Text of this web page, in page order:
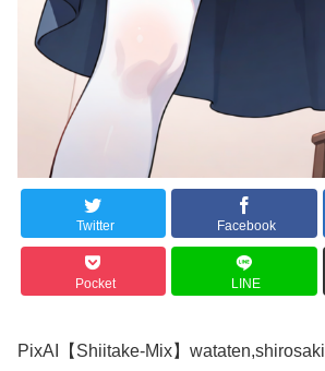
Twitter Facebook
Pocket LINE
PixAI【Shiitake-Mix】wataten,shirosaki